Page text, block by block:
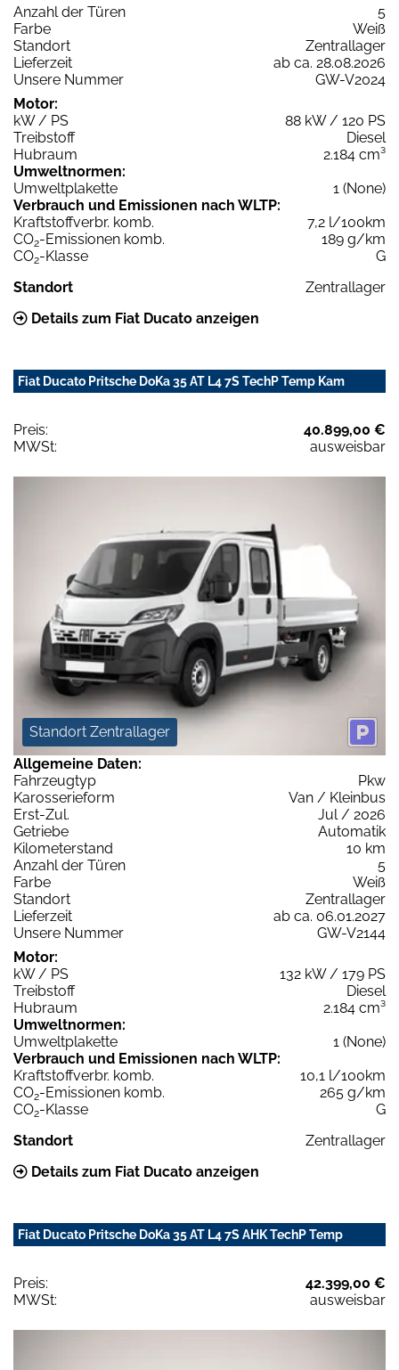
Anzahl der Türen
5
Farbe
Weiß
Standort
Zentrallager
Lieferzeit
ab ca. 28.08.2026
Unsere Nummer
GW-V2024
Motor:
kW / PS
88 kW / 120 PS
Treibstoff
Diesel
Hubraum
2.184 cm³
Umweltnormen:
Umweltplakette
1 (None)
Verbrauch und Emissionen nach WLTP:
Kraftstoffverbr. komb.
7,2 l/100km
CO2-Emissionen komb.
189 g/km
CO2-Klasse
G
Standort
Zentrallager
Details zum Fiat Ducato anzeigen
Fiat Ducato Pritsche DoKa 35 AT L4 7S TechP Temp Kam
Preis:
40.899,00 €
MWSt:
ausweisbar
Standort Zentrallager
Allgemeine Daten:
Fahrzeugtyp
Pkw
Karosserieform
Van / Kleinbus
Erst-Zul.
Jul / 2026
Getriebe
Automatik
Kilometerstand
10 km
Anzahl der Türen
5
Farbe
Weiß
Standort
Zentrallager
Lieferzeit
ab ca. 06.01.2027
Unsere Nummer
GW-V2144
Motor:
kW / PS
132 kW / 179 PS
Treibstoff
Diesel
Hubraum
2.184 cm³
Umweltnormen:
Umweltplakette
1 (None)
Verbrauch und Emissionen nach WLTP:
Kraftstoffverbr. komb.
10,1 l/100km
CO2-Emissionen komb.
265 g/km
CO2-Klasse
G
Standort
Zentrallager
Details zum Fiat Ducato anzeigen
Fiat Ducato Pritsche DoKa 35 AT L4 7S AHK TechP Temp
Preis:
42.399,00 €
MWSt:
ausweisbar